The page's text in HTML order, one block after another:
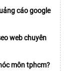
cáo google
web chuyên
môn tphcm?